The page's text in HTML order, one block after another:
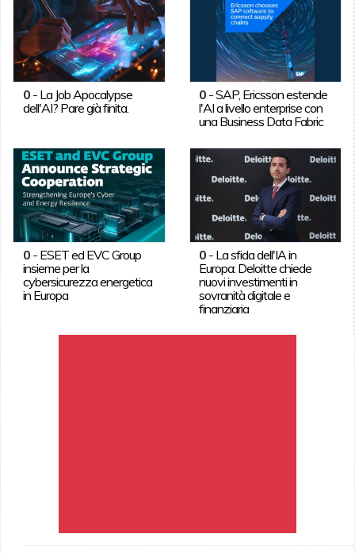
0- La Job Apocalypse
dell'AI? Pare già finita.
0 -SAP, Ericsson estende
l'AI a livello enterprise con
una Business Data Fabric
0- ESET ed EVC Group
insieme per la
cybersicurezza energetica
in Europa
0 - La sfida dell'IA in
Europa: Deloitte chiede
nuovi investimenti in
sovranità digitale e
finanziaria